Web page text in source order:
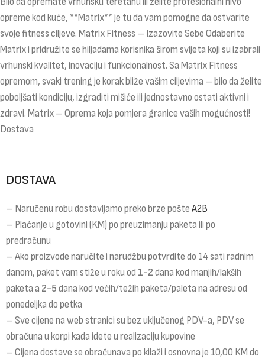
opreme kod kuće, **Matrix** je tu da vam pomogne da ostvarite
svoje fitness ciljeve. Matrix Fitness – Izazovite Sebe Odaberite
Matrix i pridružite se hiljadama korisnika širom svijeta koji su izabrali
vrhunski kvalitet, inovaciju i funkcionalnost. Sa Matrix Fitness
opremom, svaki trening je korak bliže vašim ciljevima – bilo da želite
poboljšati kondiciju, izgraditi mišiće ili jednostavno ostati aktivni i
zdravi. Matrix – Oprema koja pomjera granice vaših mogućnosti!
Dostava
DOSTAVA
– Naručenu robu dostavljamo preko brze pošte A2B
– Plaćanje u gotovini (KM) po preuzimanju paketa ili po
predračunu
– Ako proizvode naručite i narudžbu potvrdite do 14 sati radnim
danom, paket vam stiže u roku od 1-2 dana kod manjih/lakših
paketa a 2-5 dana kod većih/težih paketa/paleta na adresu od
ponedeljka do petka
– Sve cijene na web stranici su bez uključenog PDV-a, PDV se
obračuna u korpi kada idete u realizaciju kupovine
– Cijena dostave se obračunava po kilaži i osnovna je 10,00 KM do